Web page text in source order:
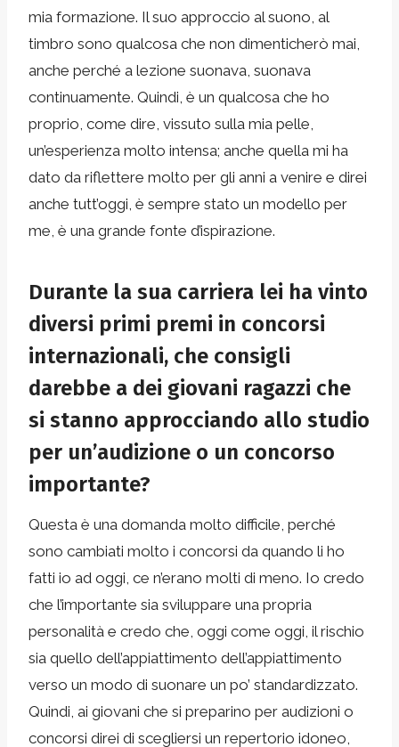
mia formazione. Il suo approccio al suono, al
timbro sono qualcosa che non dimenticherò mai,
anche perché a lezione suonava, suonava
continuamente. Quindi, è un qualcosa che ho
proprio, come dire, vissuto sulla mia pelle,
un’esperienza molto intensa; anche quella mi ha
dato da riflettere molto per gli anni a venire e direi
anche tutt’oggi, è sempre stato un modello per
me, è una grande fonte d’ispirazione.
Durante la sua carriera lei ha vinto
diversi primi premi in concorsi
internazionali, che consigli
darebbe a dei giovani ragazzi che
si stanno approcciando allo studio
per un’audizione o un concorso
importante?
Questa è una domanda molto difficile, perché
sono cambiati molto i concorsi da quando li ho
fatti io ad oggi, ce n’erano molti di meno. Io credo
che l’importante sia sviluppare una propria
personalità e credo che, oggi come oggi, il rischio
sia quello dell’appiattimento dell’appiattimento
verso un modo di suonare un po’ standardizzato.
Quindi, ai giovani che si preparino per audizioni o
concorsi direi di scegliersi un repertorio idoneo,